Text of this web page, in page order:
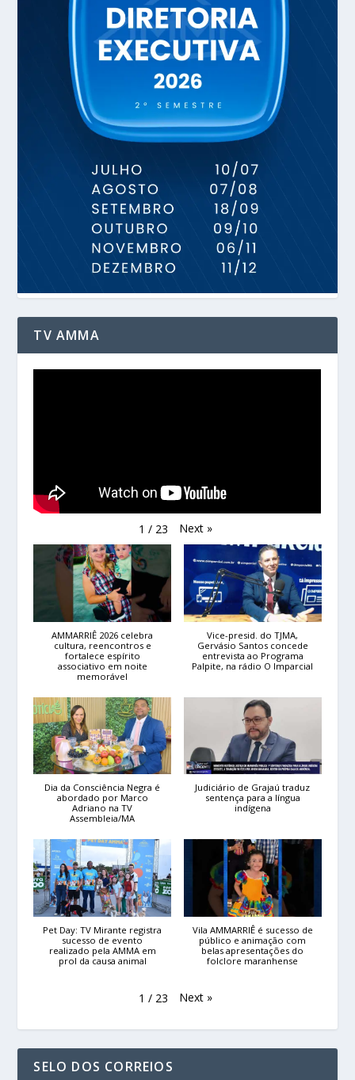
TV AMMA
1 / 23 Next »
AMMARRIÊ 2026 celebra
cultura, reencontros e
fortalece espírito
associativo em noite
memorável
Vice-presid. do TJMA,
Gervásio Santos concede
entrevista ao Programa
Palpite, na rádio O Imparcial
Dia da Consciência Negra é
abordado por Marco
Adriano na TV
Assembleia/MA
Judiciário de Grajaú traduz
sentença para a língua
indígena
Pet Day: TV Mirante registra
sucesso de evento
realizado pela AMMA em
prol da causa animal
Vila AMMARRIÊ é sucesso de
público e animação com
belas apresentações do
folclore maranhense
1 / 23 Next »
SELO DOS CORREIOS